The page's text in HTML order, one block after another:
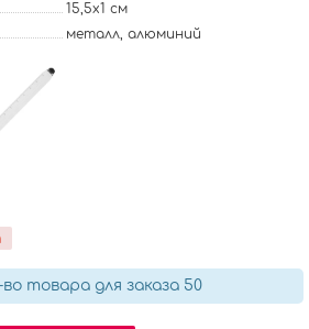
15,5х1 см
металл, алюминий
товара для заказа 50